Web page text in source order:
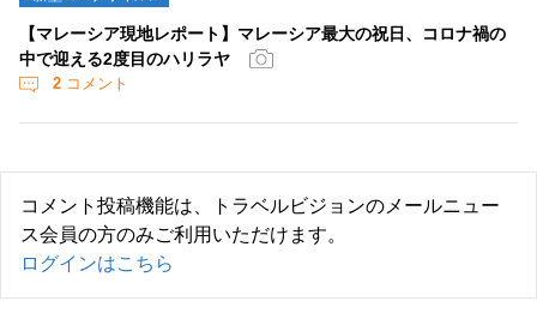
【マレーシア現地レポート】マレーシア最大の祝日、コロナ禍の
中で迎える2度目のハリラヤ
2 コメント
コメント投稿機能は、トラベルビジョンのメールニュー
ス会員の方のみご利用いただけます。
ログインはこちら